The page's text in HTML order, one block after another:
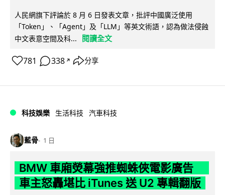
人民網旗下評論於 8 月 6 日發表文章，批評中國廣泛使用
「Token」、「Agent」及「LLM」等英文術語，認為做法侵蝕
中文表意空間及科...
閱讀全文
781 338 ↗ 分享
科技娛樂 生活科技 汽車科技
藍骨 1 日
BMW 車廂熒幕強推蜘蛛俠電影廣告
車主怒轟堪比 iTunes 送 U2 專輯翻版